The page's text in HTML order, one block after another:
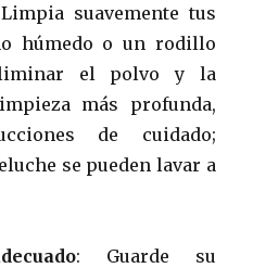
suavemente tus
húmedo o un rodillo
el polvo y la
más profunda,
de cuidado;
se pueden lavar a
: Guarde su